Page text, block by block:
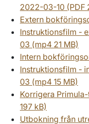
2022-03-10 (PDF
Extern
Instruktionsfilm -
03 (mp4 21 MB)
Intern
Instruktionsfilm -
03 (mp4 15 MB)
Korrigera
197 kB)
Utbokning från